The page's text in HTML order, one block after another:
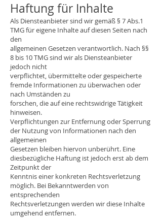
Haftung für Inhalte
Als Diensteanbieter sind wir gemäß § 7 Abs.1
TMG für eigene Inhalte auf diesen Seiten nach
den
allgemeinen Gesetzen verantwortlich. Nach §§
8 bis 10 TMG sind wir als Diensteanbieter
jedoch nicht
verpflichtet, übermittelte oder gespeicherte
fremde Informationen zu überwachen oder
nach Umständen zu
forschen, die auf eine rechtswidrige Tätigkeit
hinweisen.
Verpflichtungen zur Entfernung oder Sperrung
der Nutzung von Informationen nach den
allgemeinen
Gesetzen bleiben hiervon unberührt. Eine
diesbezügliche Haftung ist jedoch erst ab dem
Zeitpunkt der
Kenntnis einer konkreten Rechtsverletzung
möglich. Bei Bekanntwerden von
entsprechenden
Rechtsverletzungen werden wir diese Inhalte
umgehend entfernen.